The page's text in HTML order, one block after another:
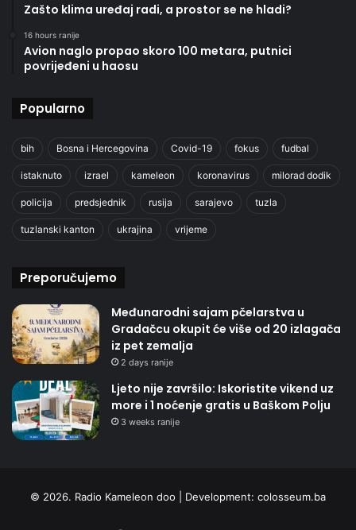
Zašto klima uređaj radi, a prostor se ne hladi?
16 hours ranije
Avion naglo propao skoro 100 metara, putnici
povrijeđeni u haosu
Popularno
bih Bosna i Hercegovina Covid-19 fokus fudbal
istaknuto izrael kameleon koronavirus milorad dodik
policija predsjednik rusija sarajevo tuzla
tuzlanski kanton ukrajina vrijeme
Preporučujemo
Međunarodni sajam pčelarstva u
Gradačcu okupit će više od 20 izlagača
iz pet zemalja
2 days ranije
Ljeto nije završilo: Iskoristite vikend uz
more i 1 noćenje gratis u Baškom Polju
3 weeks ranije
© 2026. Radio Kameleon doo | Development: colosseum.ba